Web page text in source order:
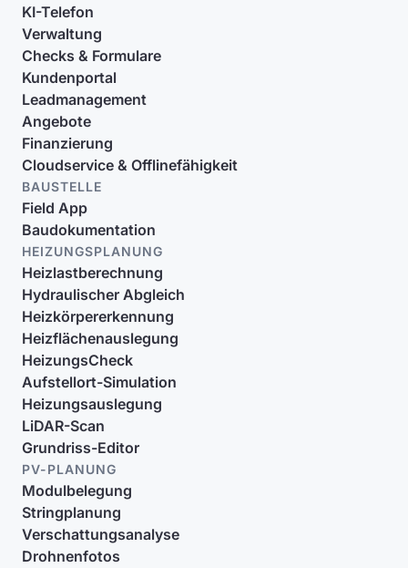
KI-Telefon
Verwaltung
Checks & Formulare
Kundenportal
Leadmanagement
Angebote
Finanzierung
Cloudservice & Offlinefähigkeit
BAUSTELLE
Field App
Baudokumentation
HEIZUNGSPLANUNG
Heizlastberechnung
Hydraulischer Abgleich
Heizkörpererkennung
Heizflächenauslegung
HeizungsCheck
Aufstellort-Simulation
Heizungsauslegung
LiDAR-Scan
Grundriss-Editor
PV-PLANUNG
Modulbelegung
Stringplanung
Verschattungsanalyse
Drohnenfotos